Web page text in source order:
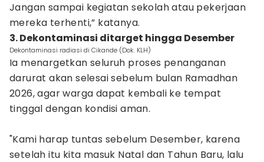
Jangan sampai kegiatan sekolah atau pekerjaan
mereka terhenti,” katanya.
3. Dekontaminasi ditarget hingga Desember
Dekontaminasi radiasi di Cikande (Dok. KLH)
Ia menargetkan seluruh proses penanganan
darurat akan selesai sebelum bulan Ramadhan
2026, agar warga dapat kembali ke tempat
tinggal dengan kondisi aman.
"Kami harap tuntas sebelum Desember, karena
setelah itu kita masuk Natal dan Tahun Baru, lalu